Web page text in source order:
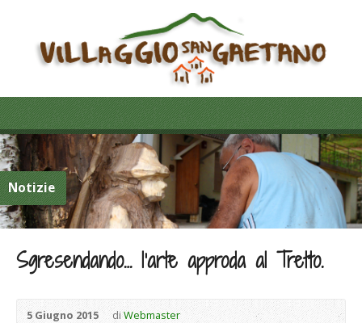
Notizie
Sgresendando… l’arte approda al Tretto.
5 Giugno 2015 diWebmaster